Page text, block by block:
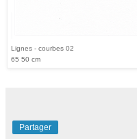
Lignes - courbes 02
65 50 cm
Partager